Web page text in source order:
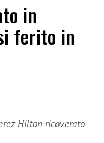
in
ferito in
Hilton ricoverato